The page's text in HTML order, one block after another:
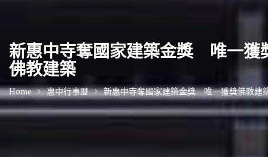
新惠中寺奪國家建築金獎 唯一獲
佛教建築
Home 惠中行事曆 新惠中寺奪國家建築金獎 唯一獲獎佛教建